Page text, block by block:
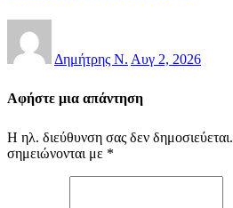
Δημήτρης Ν. Αυγ 2, 2026
Αφήστε μια απάντηση
Η ηλ. διεύθυνση σας δεν δημοσιεύεται.
σημειώνονται με *